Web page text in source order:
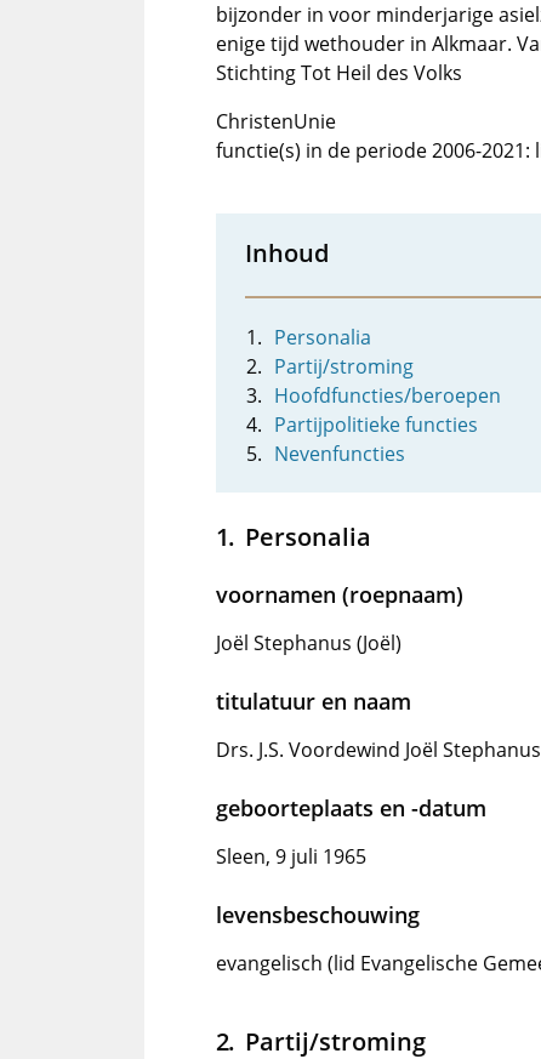
bijzonder in voor minderjarige
enige tijd wethouder in Alkmaar.
Stichting Tot Heil des Volks
ChristenUnie
functie(s) in de periode 2006-2021:
Inhoud
Personalia
Partij/stroming
Hoofdfuncties/beroepen
Partijpolitieke functies
Nevenfuncties
Personalia
voornamen (roepnaam)
Joël Stephanus (Joël)
titulatuur en naam
Drs. J.S. Voordewind Joël
geboorteplaats en -datum
Sleen, 9 juli 1965
levensbeschouwing
evangelisch (lid Evangelische
Partij/stroming